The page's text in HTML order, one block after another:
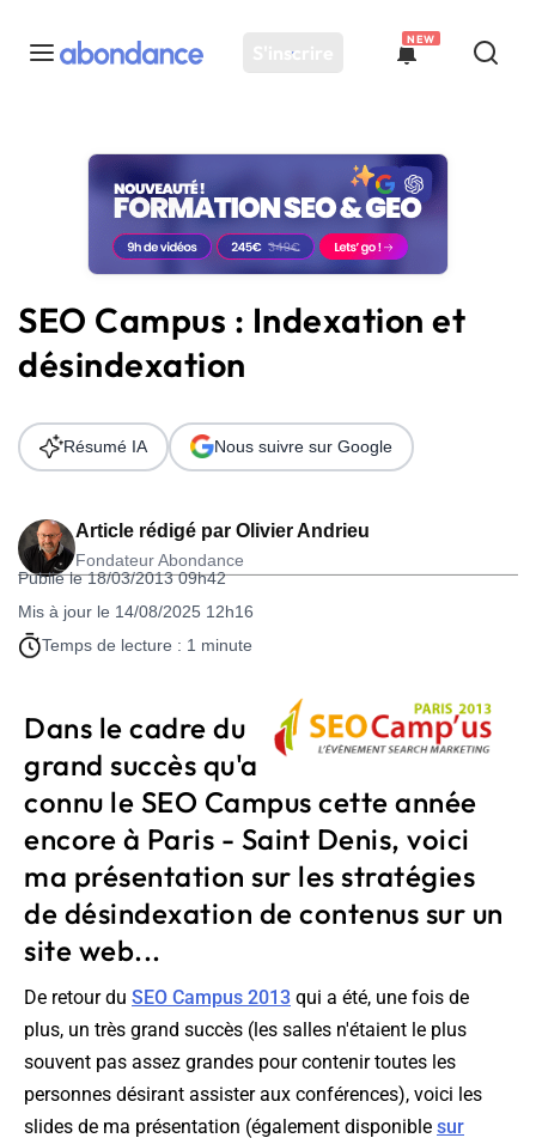
S'inscrire
NEW
Toutes les actus
Actus SEO
Plateforme
Solutions
Ressources
Audit SEO
SEO Campus : Indexation et
désindexation
Article rédigé par Olivier Andrieu
Fondateur Abondance
Publié le 18/03/2013 09h42
Mis à jour le 14/08/2025 12h16
Temps de lecture : 1 minute
Résumé IA Nous suivre sur Google
Dans le cadre du
grand succès qu'a
connu le SEO Campus cette année
encore à Paris - Saint Denis, voici
ma présentation sur les stratégies
de désindexation de contenus sur un
site web...
De retour du SEO Campus 2013 qui a été, une fois de
plus, un très grand succès (les salles n'étaient le plus
souvent pas assez grandes pour contenir toutes les
personnes désirant assister aux conférences), voici les
slides de ma présentation (également disponible sur